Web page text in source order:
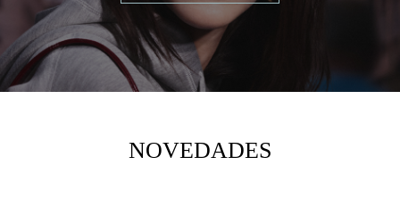
NOVEDADES